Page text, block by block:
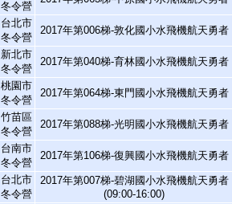
冬令營
台北市
冬令營
2017年第006梯-敦化國小水飛機航天勇者
新北市
冬令營
2017年第040梯-育林國小水飛機航天勇者
桃園市
冬令營
2017年第064梯-東門國小水飛機航天勇者
竹苗區
冬令營
2017年第088梯-光明國小水飛機航天勇者
台南市
冬令營
2017年第106梯-復興國小水飛機航天勇者
台北市
冬令營
2017年第007梯-碧湖國小水飛機航天勇者
(09:00-16:00)